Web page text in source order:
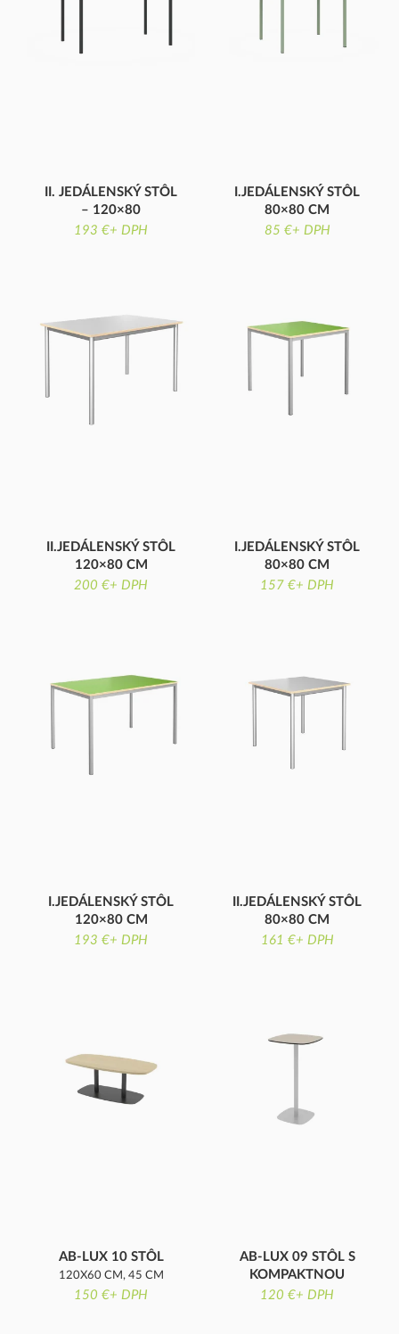
II. JEDÁLENSKÝ STÔL
– 120×80
KOMPAKTNÁ DOSKA
193 €+ DPH
I.JEDÁLENSKÝ STÔL
80×80 CM
LAMINÁTOVÁ DOSKA
85 €+ DPH
II.JEDÁLENSKÝ STÔL
120×80 CM
DOSKA ODOLNÁ VOČI
200 €+ DPH
I.JEDÁLENSKÝ STÔL
80×80 CM
DOSKA ODOLNÁ VOČI
157 €+ DPH
I.JEDÁLENSKÝ STÔL
120×80 CM
DOSKA ODOLNÁ VOČI
193 €+ DPH
II.JEDÁLENSKÝ STÔL
80×80 CM
DOSKA ODOLNÁ VOČI
161 €+ DPH
AB-LUX 10 STÔL
120X60 CM, 45 CM
VÝŠKA
150 €+ DPH
AB-LUX 09 STÔL S
KOMPAKTNOU
DOSKOU
120 €+ DPH